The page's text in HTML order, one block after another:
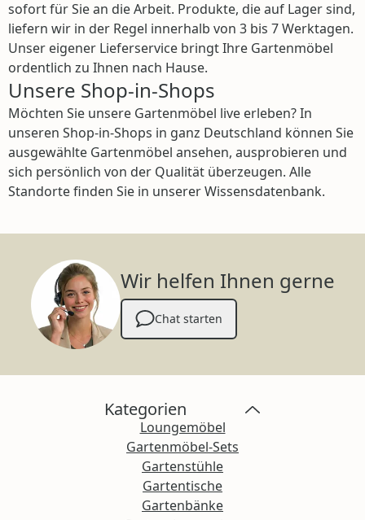
sofort für Sie an die Arbeit. Produkte, die auf Lager sind,
liefern wir in der Regel innerhalb von 3 bis 7 Werktagen.
Unser eigener Lieferservice bringt Ihre Gartenmöbel
ordentlich zu Ihnen nach Hause.
Unsere Shop-in-Shops
Möchten Sie unsere Gartenmöbel live erleben? In
unseren Shop-in-Shops in ganz Deutschland können Sie
ausgewählte Gartenmöbel ansehen, ausprobieren und
sich persönlich von der Qualität überzeugen. Alle
Standorte finden Sie in unserer Wissensdatenbank.
Wir helfen Ihnen gerne
Chat starten
Kategorien
Loungemöbel
Gartenmöbel-Sets
Gartenstühle
Gartentische
Gartenbänke